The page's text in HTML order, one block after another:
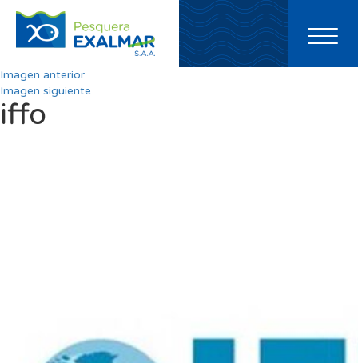
Toggle
Imagen anterior
Imagen siguiente
iffo